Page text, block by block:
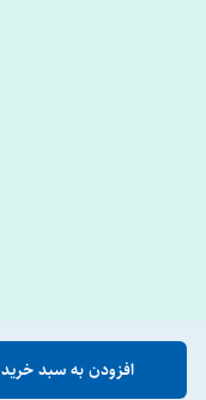
افزودن به سبد خرید